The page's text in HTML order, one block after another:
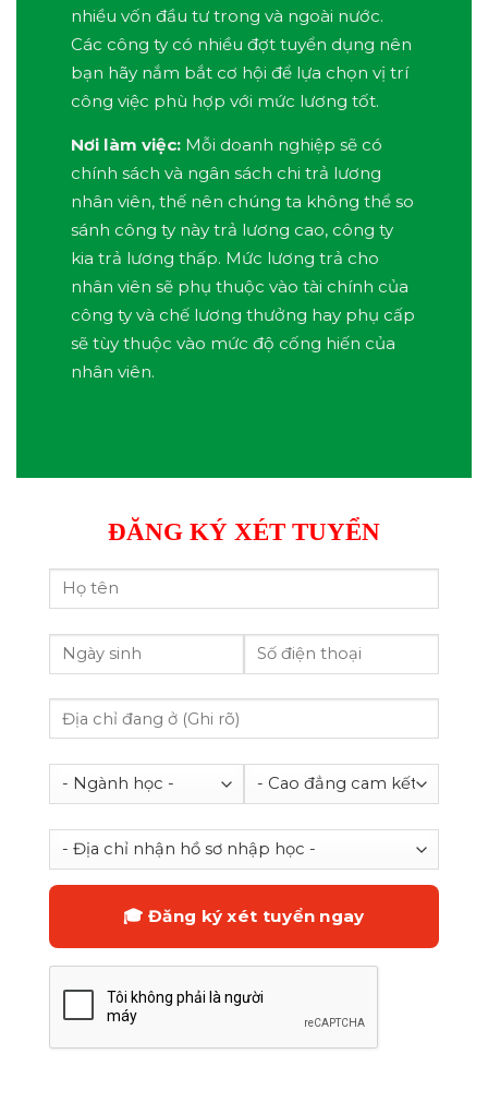
nhiều vốn đầu tư trong và ngoài nước.
Các công ty có nhiều đợt tuyển dụng nên
bạn hãy nắm bắt cơ hội để lựa chọn vị trí
công việc phù hợp với mức lương tốt.
Nơi làm việc: Mỗi doanh nghiệp sẽ có
chính sách và ngân sách chi trả lương
nhân viên, thế nên chúng ta không thể so
sánh công ty này trả lương cao, công ty
kia trả lương thấp. Mức lương trả cho
nhân viên sẽ phụ thuộc vào tài chính của
công ty và chế lương thưởng hay phụ cấp
sẽ tùy thuộc vào mức độ cống hiến của
nhân viên.
ĐĂNG KÝ XÉT TUYỂN